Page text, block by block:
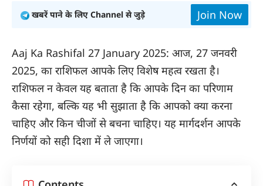
खबरें पाने के लिए Channel से जुड़े Join Now
Aaj Ka Rashifal 27 January 2025: आज, 27 जनवरी
2025, का राशिफल आपके लिए विशेष महत्व रखता है।
राशिफल न केवल यह बताता है कि आपके दिन का परिणाम
कैसा रहेगा, बल्कि यह भी सुझाता है कि आपको क्या करना
चाहिए और किन चीजों से बचना चाहिए। यह मार्गदर्शन आपके
निर्णयों को सही दिशा में ले जाएगा।